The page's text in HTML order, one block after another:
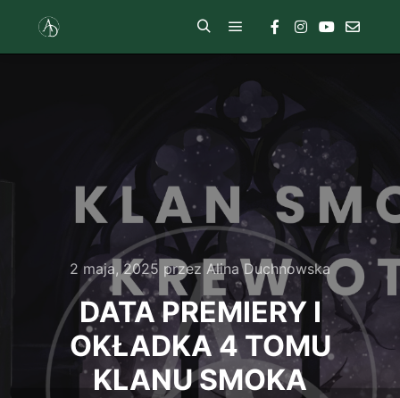
2 maja, 2025 przez Alina Duchnowska
DATA PREMIERY I
OKŁADKA 4 TOMU
KLANU SMOKA